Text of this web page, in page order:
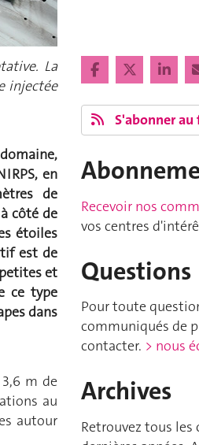
La
injectée
en
de
côté de
étoiles
est de
et
ce type
dans
m de
au
autour
S'abonner au
Recevoir nos
vos centres
Questions
Pour toute
communiqués de
contacter. > nous
Archives
Retrouvez tous